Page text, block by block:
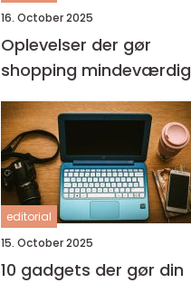
16. October 2025
Oplevelser der gør
shopping mindeværdig
editorial
15. October 2025
10 gadgets der gør din